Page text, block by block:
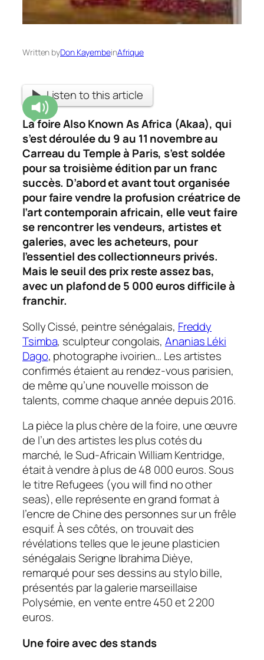
Written byDon KayembeinAfrique
Listen to this article
La foire Also Known As Africa (Akaa), qui
s’est déroulée du 9 au 11 novembre au
Carreau du Temple à Paris, s’est soldée
pour sa troisième édition par un franc
succès. D’abord et avant tout organisée
pour faire vendre la profusion créatrice de
l’art contemporain africain, elle veut faire
se rencontrer les vendeurs, artistes et
galeries, avec les acheteurs, pour
l’essentiel des collectionneurs privés.
Mais le seuil des prix reste assez bas,
avec un plafond de 5 000 euros difficile à
franchir.
Solly Cissé, peintre sénégalais, Freddy
Tsimba, sculpteur congolais,Ananias Léki
Dago, photographe ivoirien… Les artistes
confirmés étaient au rendez-vous parisien,
de même qu’une nouvelle moisson de
talents, comme chaque année depuis 2016.
La pièce la plus chère de la foire, une œuvre
de l’un des artistes les plus cotés du
marché, le Sud-Africain William Kentridge,
était à vendre à plus de 48 000 euros. Sous
le titre Refugees (you will find no other
seas), elle représente en grand format à
l’encre de Chine des personnes sur un frêle
esquif. À ses côtés, on trouvait des
révélations telles que le jeune plasticien
sénégalais Serigne Ibrahima Dièye,
remarqué pour ses dessins au stylo bille,
présentés par la galerie marseillaise
Polysémie, en vente entre 450 et 2 200
euros.
Une foire avec des stands